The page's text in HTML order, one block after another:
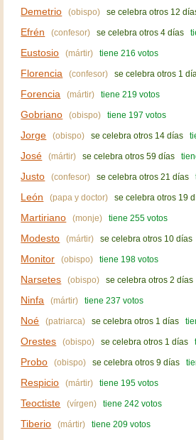
Demetrio (obispo) se celebra otros 12
Efrén (confesor) se celebra otros 4 días
Eustosio (mártir) tiene 216 votos
Florencia (confesor) se celebra otros 1
Forencia (mártir) tiene 219 votos
Gobriano (obispo) tiene 197 votos
Jorge (obispo) se celebra otros 14 días
José (mártir) se celebra otros 59 días
Justo (confesor) se celebra otros 21 días
León (papa y doctor) se celebra otros 19
Martiriano (monje) tiene 255 votos
Modesto (mártir) se celebra otros 10 días
Monitor (obispo) tiene 198 votos
Narsetes (obispo) se celebra otros 2 días
Ninfa (mártir) tiene 237 votos
Noé (patriarca) se celebra otros 1 días
Orestes (obispo) se celebra otros 1 días
Probo (obispo) se celebra otros 9 días
Respicio (mártir) tiene 195 votos
Teoctiste (vírgen) tiene 242 votos
Tiberio (mártir) tiene 209 votos